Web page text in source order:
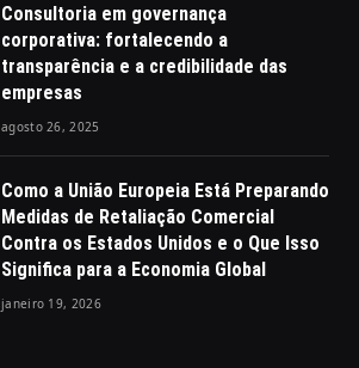
Consultoria em governança
corporativa: fortalecendo a
transparência e a credibilidade das
empresas
agosto 26, 2025
Como a União Europeia Está Preparando
Medidas de Retaliação Comercial
Contra os Estados Unidos e o Que Isso
Significa para a Economia Global
janeiro 19, 2026